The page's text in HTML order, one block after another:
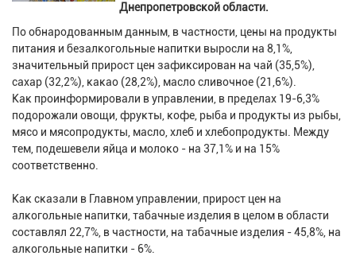
Днепропетровской области.
По обнародованным данным, в частности, цены на продукты
питания и безалкогольные напитки выросли на 8,1%,
значительный прирост цен зафиксирован на чай (35,5%),
сахар (32,2%), какао (28,2%), масло сливочное (21,6%).
Как проинформировали в управлении, в пределах 19-6,3%
подорожали овощи, фрукты, кофе, рыба и продукты из рыбы,
мясо и мясопродукты, масло, хлеб и хлебопродукты. Между
тем, подешевели яйца и молоко - на 37,1% и на 15%
соответственно.
Как сказали в Главном управлении, прирост цен на
алкогольные напитки, табачные изделия в целом в области
составлял 22,7%, в частности, на табачные изделия - 45,8%, на
алкогольные напитки - 6%.